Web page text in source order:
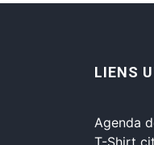
LIENS
Agenda
T-Shirt